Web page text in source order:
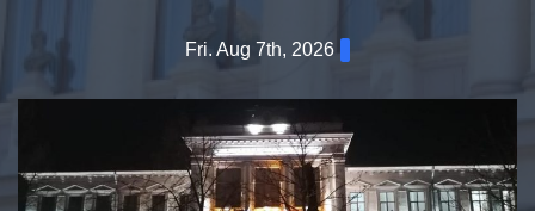
Fri. Aug 7th, 2026